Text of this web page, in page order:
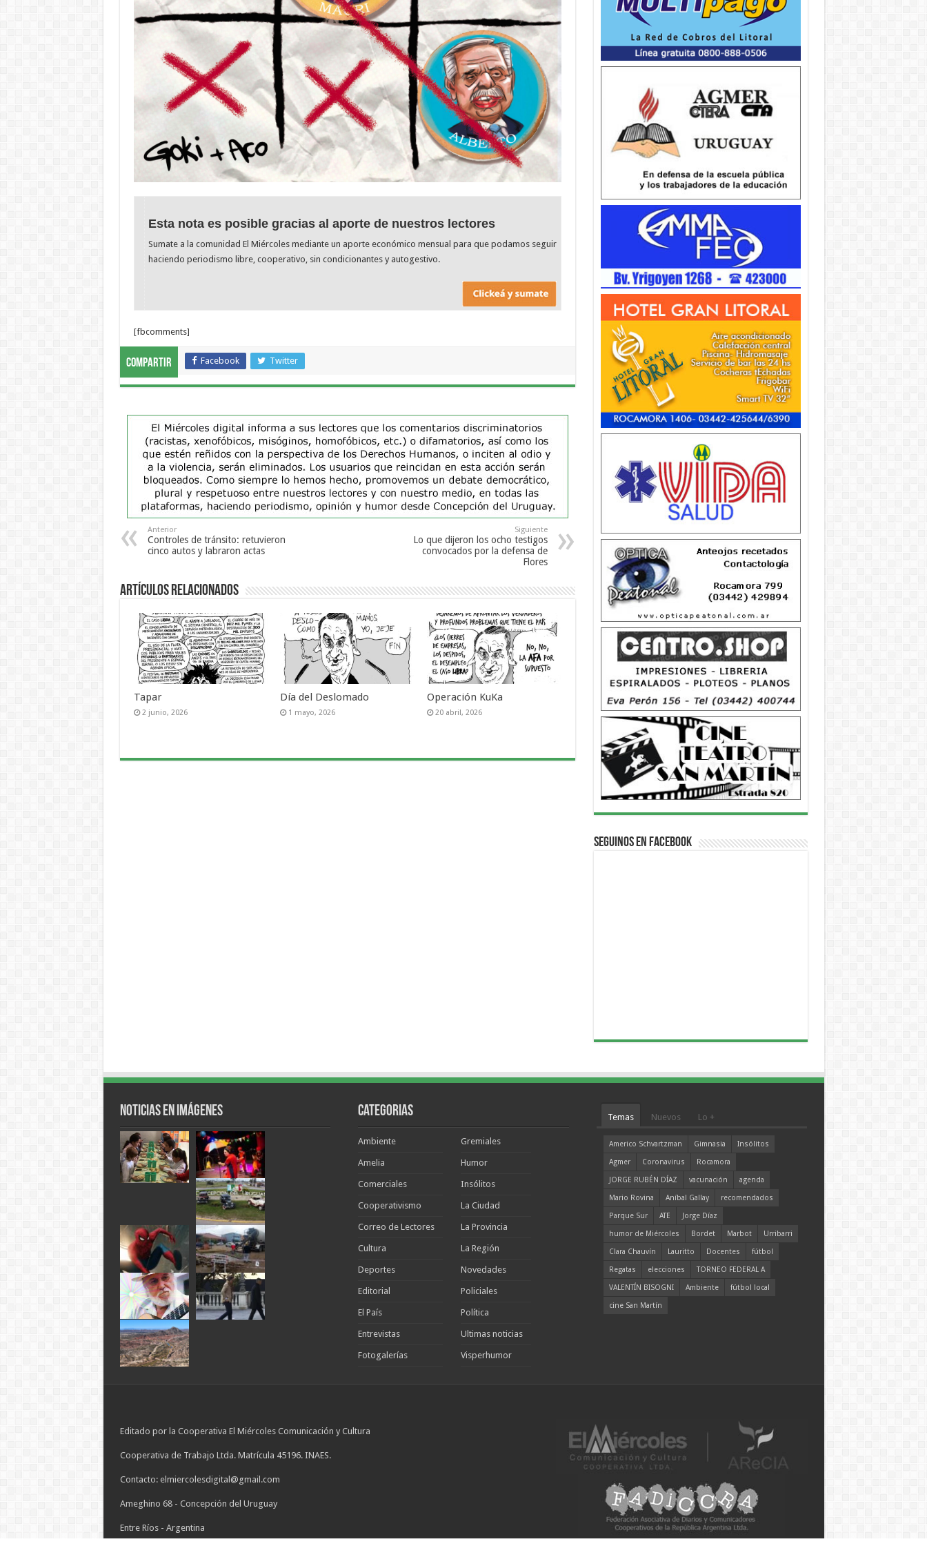
Esta nota es posible gracias al aporte de nuestros lectores
Sumate a la comunidad El Miércoles mediante un aporte económico mensual para que podamos seguir
haciendo periodismo libre, cooperativo, sin condicionantes y autogestivo.
[fbcomments]
Compartir Facebook Twitter
Anterior
Controles de tránsito: retuvieron
cinco autos y labraron actas
Siguiente
Lo que dijeron los ocho testigos
convocados por la defensa de
Flores
Artículos Relacionados
Tapar
2 junio, 2026
Día del Deslomado
1 mayo, 2026
Operación KuKa
20 abril, 2026
Seguinos en Facebook
Noticias en Imágenes Categorias
Ambiente
Amelia
Comerciales
Cooperativismo
Correo de Lectores
Cultura
Deportes
Editorial
El País
Entrevistas
Fotogalerías
Gremiales
Humor
Insólitos
La Ciudad
La Provincia
La Región
Novedades
Policiales
Política
Ultimas noticias
Visperhumor
Temas Nuevos Lo +
Americo Schvartzman Gimnasia
Insólitos
Agmer
Coronavirus
Rocamora
JORGE RUBÉN DÍAZ
vacunación
agenda
Mario Rovina
Aníbal Gallay
recomendados
Parque Sur
ATE
Jorge Díaz
humor de Miércoles
Bordet Marbot
Urribarri
Clara Chauvín
Lauritto Docentes
fútbol
Regatas
elecciones
TORNEO FEDERAL A
VALENTÍN BISOGNI
Ambiente
fútbol local
cine San Martín
Editado por la Cooperativa El Miércoles Comunicación y Cultura
Cooperativa de Trabajo Ltda. Matrícula 45196. INAES.
Contacto: elmiercolesdigital@gmail.com
Ameghino 68 - Concepción del Uruguay
Entre Ríos - Argentina